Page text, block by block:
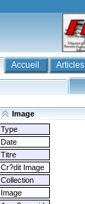
Accueil Articles
Image
Type
Date
Titre
Cr?dit Image
Collection
Image